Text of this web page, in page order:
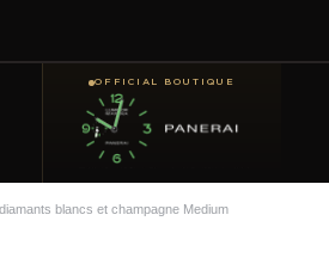
OFFICIAL BOUTIQUE
blancs et champagne Medium